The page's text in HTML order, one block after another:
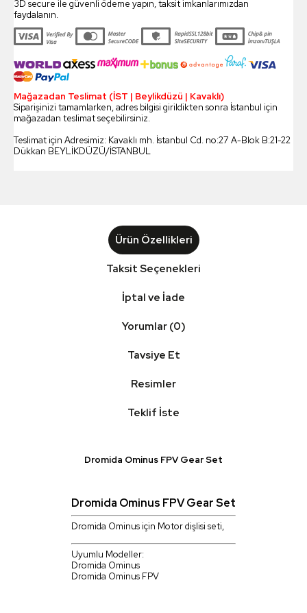
3D secure ile güvenli ödeme yapın, taksit imkanlarımızdan
faydalanın.
Mağazadan Teslimat (İST | Beylikdüzü | Kavaklı)
Siparişinizi tamamlarken, adres bilgisi girildikten sonra İstanbul için
mağazadan teslimat seçebilirsiniz.
Teslimat için Adresimiz: Kavaklı mh. İstanbul Cd. no:27 A-Blok B:21-22
Dükkan BEYLİKDÜZÜ/İSTANBUL
Ürün Özellikleri
Taksit Seçenekleri
İptal ve İade
Yorumlar (0)
Tavsiye Et
Resimler
Teklif İste
Dromida Ominus FPV Gear Set
Dromida Ominus FPV Gear Set
Dromida Ominus için Motor dişlisi seti,
Uyumlu Modeller:
Dromida Ominus
Dromida Ominus FPV